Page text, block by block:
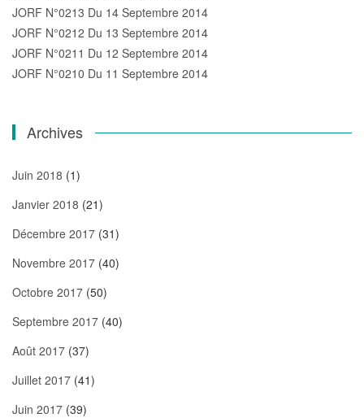
JORF N°0213 Du 14 Septembre 2014
JORF N°0212 Du 13 Septembre 2014
JORF N°0211 Du 12 Septembre 2014
JORF N°0210 Du 11 Septembre 2014
Archives
Juin 2018 (1)
Janvier 2018 (21)
Décembre 2017 (31)
Novembre 2017 (40)
Octobre 2017 (50)
Septembre 2017 (40)
Août 2017 (37)
Juillet 2017 (41)
Juin 2017 (39)